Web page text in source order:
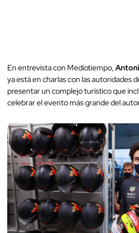
En entrevista con Mediotiempo,
ya está en charlas con las autoridades
presentar un complejo turístico que
celebrar el evento más grande del